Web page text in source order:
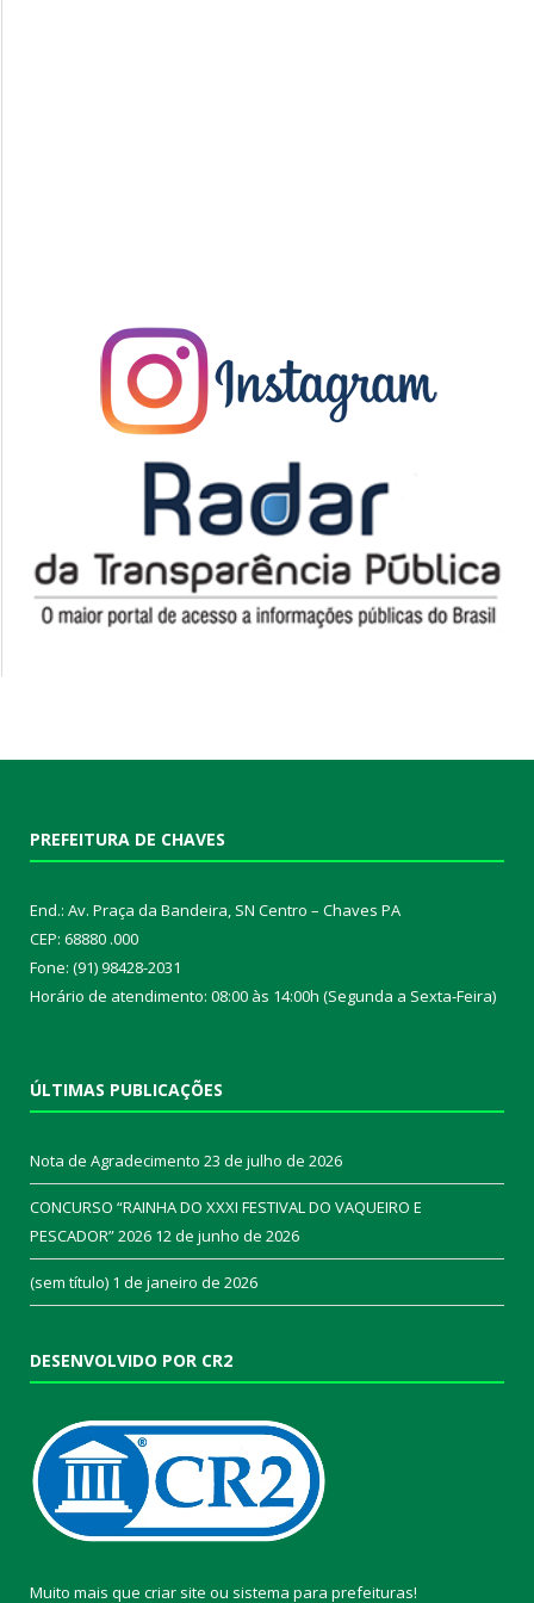
PREFEITURA DE CHAVES
End.: Av. Praça da Bandeira, SN Centro – Chaves PA
CEP: 68880 .000
Fone: (91) 98428-2031
Horário de atendimento: 08:00 às 14:00h (Segunda a Sexta-Feira)
ÚLTIMAS PUBLICAÇÕES
Nota de Agradecimento 23 de julho de 2026
CONCURSO “RAINHA DO XXXI FESTIVAL DO VAQUEIRO E
PESCADOR” 2026 12 de junho de 2026
(sem título) 1 de janeiro de 2026
DESENVOLVIDO POR CR2
Muito mais que criar site ou sistema para prefeituras!